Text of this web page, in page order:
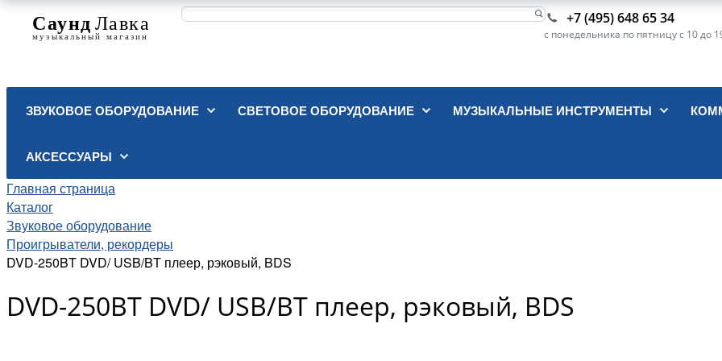
+7 (495) 648 65 34
с понедельника по пятницу с 10 до
ЗВУКОВОЕ ОБОРУДОВАНИЕ СВЕТОВОЕ ОБОРУДОВАНИЕ МУЗЫКАЛЬНЫЕ ИНСТРУМЕНТЫ
АКСЕССУАРЫ
Главная страница
Каталог
Звуковое оборудование
Проигрыватели, рекордеры
DVD-250BT DVD/ USB/BT плеер, рэковый, BDS
DVD-250BT DVD/ USB/BT плеер, рэковый, BDS